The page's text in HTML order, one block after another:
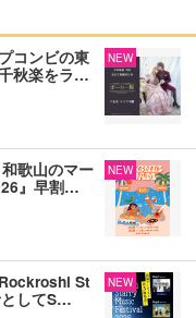
コンビの東
秋楽をラ…
NEW
歌山のマー
』早割…
NEW
St
してS…
NEW